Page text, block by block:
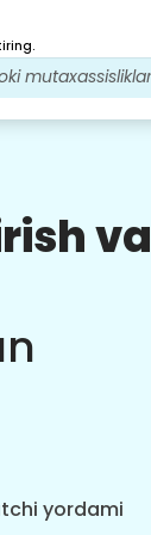
va
yordami